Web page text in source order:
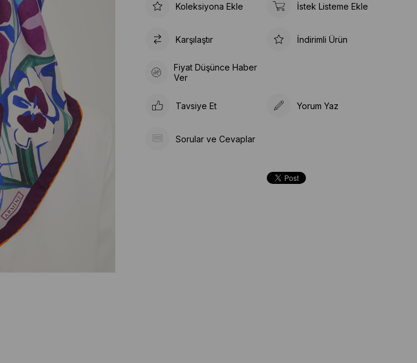
Koleksiyona Ekle İstek Listeme Ekle
Karşılaştır İndirimli Ürün
Fiyat Düşünce Haber
Ver
Tavsiye Et Yorum Yaz
Sorular ve Cevaplar